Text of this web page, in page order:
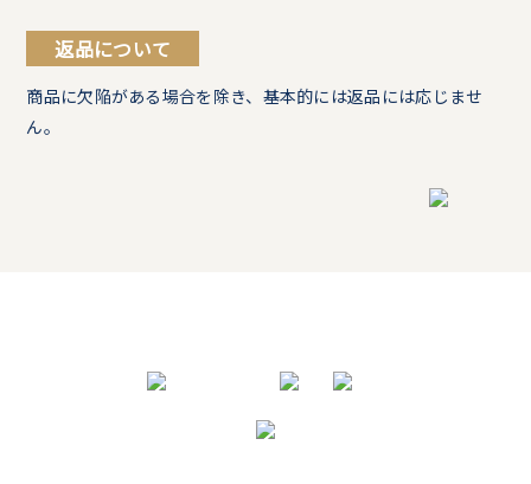
返品について
商品に欠陥がある場合を除き、基本的には返品には応じませ
ん。